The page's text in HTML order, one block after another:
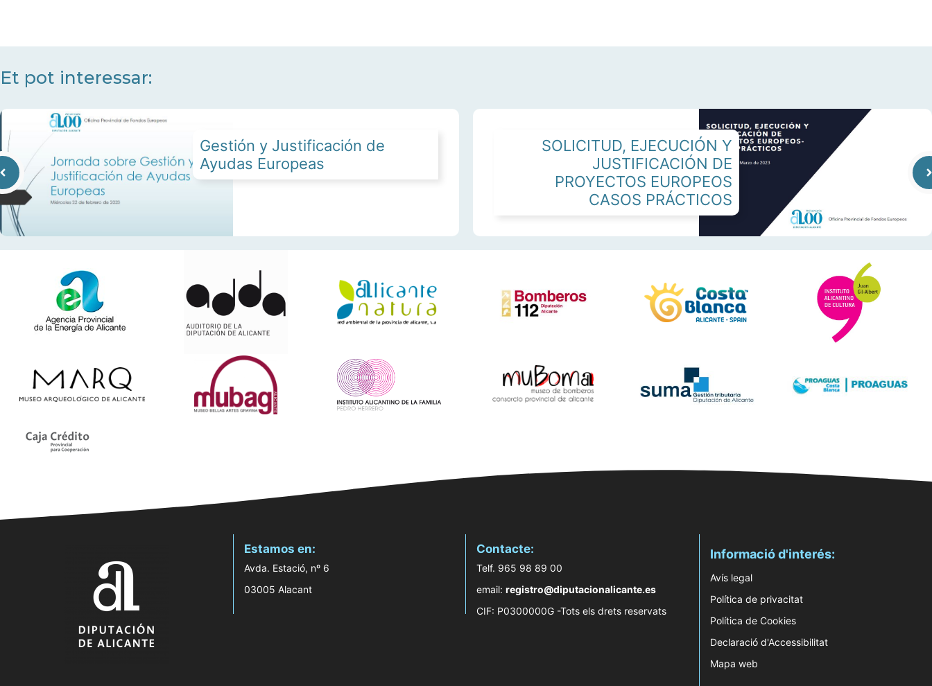
Et pot interessar:
Gestión y Justificación de
Ayudas Europeas
SOLICITUD, EJECUCIÓN Y
JUSTIFICACIÓN DE
PROYECTOS EUROPEOS
CASOS PRÁCTICOS
Estamos en:
Avda. Estació, nº 6
03005 Alacant
Contacte:
Telf. 965 98 89 00
email: registro@diputacionalicante.es
CIF: P0300000G -Tots els drets reservats
Informació d'interés:
Avís legal
Política de privacitat
Política de Cookies
Declaració d'Accessibilitat
Mapa web